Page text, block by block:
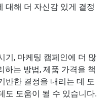
대해 더 자신감 있게 결정
기, 마케팅 캠페인에 더 많
하는 방법, 제품 가격을 책
반한 결정을 내리는 데 도
도 도움이 될 수 있습니다.